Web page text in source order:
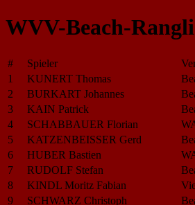
WVV-Beach-
# Spieler
1
KUNERT Thomas
2
BURKART Johannes
3
KAIN Patrick
4
SCHABBAUER Florian
5
KATZENBEISSER Gerd
6
HUBER Bastien
7
RUDOLF Stefan
8
KINDL Moritz Fabian
9
SCHWARZ Christoph